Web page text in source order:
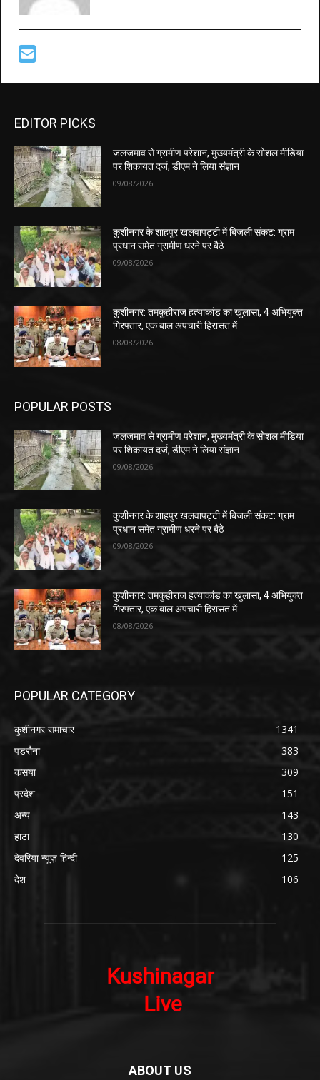
EDITOR PICKS
जलजमाव से ग्रामीण परेशान, मुख्यमंत्री के सोशल मीडिया
पर शिकायत दर्ज, डीएम ने लिया संज्ञान
09/08/2026
कुशीनगर के शाहपुर खलवापट्टी में बिजली संकट: ग्राम
प्रधान समेत ग्रामीण धरने पर बैठे
09/08/2026
कुशीनगर: तमकुहीराज हत्याकांड का खुलासा, 4 अभियुक्त
गिरफ्तार, एक बाल अपचारी हिरासत में
08/08/2026
POPULAR POSTS
जलजमाव से ग्रामीण परेशान, मुख्यमंत्री के सोशल मीडिया
पर शिकायत दर्ज, डीएम ने लिया संज्ञान
09/08/2026
कुशीनगर के शाहपुर खलवापट्टी में बिजली संकट: ग्राम
प्रधान समेत ग्रामीण धरने पर बैठे
09/08/2026
कुशीनगर: तमकुहीराज हत्याकांड का खुलासा, 4 अभियुक्त
गिरफ्तार, एक बाल अपचारी हिरासत में
08/08/2026
POPULAR CATEGORY
कुशीनगर समाचार
1341
पडरौना
383
कसया
309
प्रदेश
151
अन्य
143
हाटा
130
देवरिया न्यूज़ हिन्दी
125
देश
106
ABOUT US